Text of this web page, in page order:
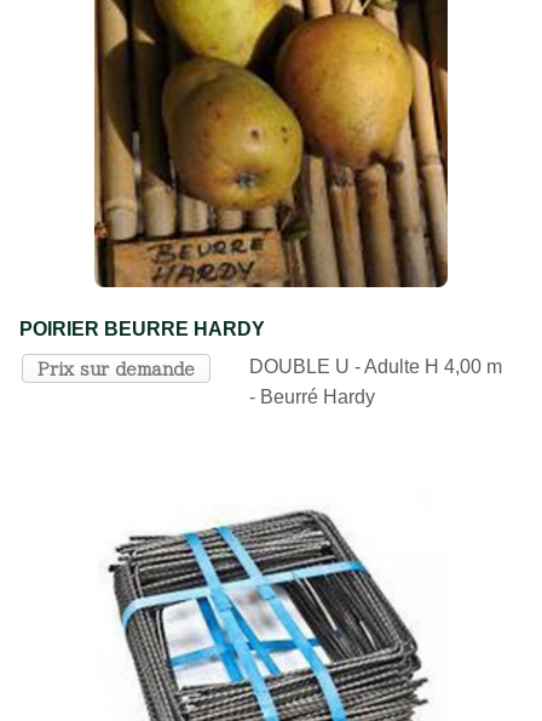
POIRIER BEURRE HARDY
Prix sur demande
DOUBLE U - Adulte H 4,00 m
- Beurré Hardy